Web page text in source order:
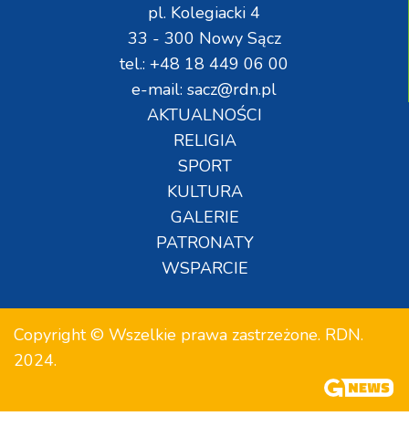
pl. Kolegiacki 4
33 - 300 Nowy Sącz
tel.: +48 18 449 06 00
e-mail: sacz@rdn.pl
AKTUALNOŚCI
RELIGIA
SPORT
KULTURA
GALERIE
PATRONATY
WSPARCIE
Copyright © Wszelkie prawa zastrzeżone. RDN.
2024.